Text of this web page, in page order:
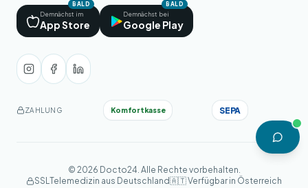
BALD
Demnächst im
App Store
BALD
Demnächst bei
Google Play
ZAHLUNG Komfortkasse SEPA
© 2026 Docto24. Alle Rechte vorbehalten.
SSLTelemedizin aus Deutschland🇦🇹 Verfügbar in Österreich